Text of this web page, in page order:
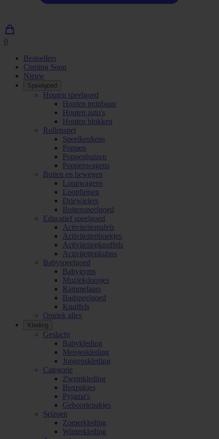
0
winkelwagen
Bestsellers
Coming Soon
Nieuw
Speelgoed
Houten speelgoed
Houten treinbaan
Houten auto's
Houten blokken
Rollenspel
Speelkeukens
Poppen
Poppenhuizen
Poppenwagens
Buiten en bewegen
Loopwagens
Loopfietsen
Driewielers
Buitenspeelgoed
Educatief speelgoed
Activiteitentafels
Activiteitenboekjes
Activiteitenknuffels
Activiteitenkubus
Babyspeelgoed
Babygyms
Muziekdoosjes
Rammelaars
Badspeelgoed
Knuffels
Ontdek alles
Kleding
Geslacht
Babykleding
Meisjeskleding
Jongenskleding
Categorie
Zwemkleding
Boxpakjes
Pyjama's
Geboortepakjes
Seizoen
Zomerkleding
Winterkleding